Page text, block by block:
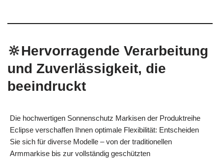
🔆Hervorragende Verarbeitung
und Zuverlässigkeit, die
beeindruckt
Die hochwertigen Sonnenschutz Markisen der Produktreihe
Eclipse verschaffen Ihnen optimale Flexibilität: Entscheiden
Sie sich für diverse Modelle – von der traditionellen
Armmarkise bis zur vollständig geschützten